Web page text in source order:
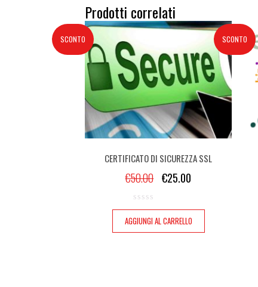
Prodotti correlati
SCONTO
CERTIFICATO DI SICUREZZA SSL
€50.00 €25.00
AGGIUNGI AL CARRELLO
SCONTO